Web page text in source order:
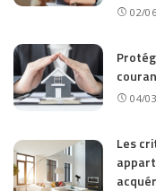
02/
04/
Les